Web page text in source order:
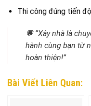
Thi công đúng tiến
💬 “Xây nhà là
hành cùng bạn từ
hoàn thiện!”
Bài Viết Liên Quan: